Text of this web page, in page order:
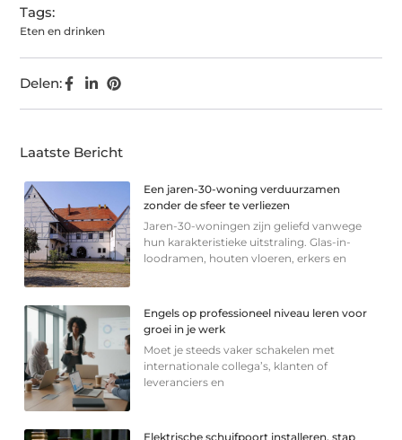
Tags:
Eten en drinken
Delen:
Laatste Bericht
Een jaren-30-woning verduurzamen
zonder de sfeer te verliezen
Jaren-30-woningen zijn geliefd vanwege
hun karakteristieke uitstraling. Glas-in-
loodramen, houten vloeren, erkers en
Engels op professioneel niveau leren voor
groei in je werk
Moet je steeds vaker schakelen met
internationale collega’s, klanten of
leveranciers en
Elektrische schuifpoort installeren, stap